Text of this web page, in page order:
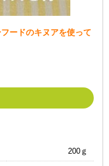
ードのキヌアを使って
200ｇ